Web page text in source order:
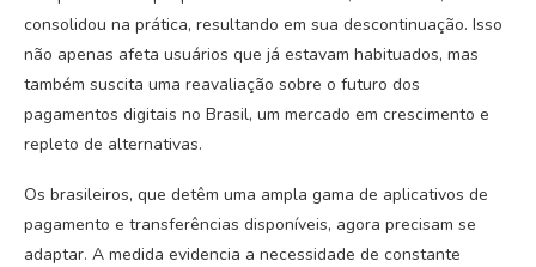
consolidou na prática, resultando em sua descontinuação. Isso
não apenas afeta usuários que já estavam habituados, mas
também suscita uma reavaliação sobre o futuro dos
pagamentos digitais no Brasil, um mercado em crescimento e
repleto de alternativas.
Os brasileiros, que detêm uma ampla gama de aplicativos de
pagamento e transferências disponíveis, agora precisam se
adaptar. A medida evidencia a necessidade de constante